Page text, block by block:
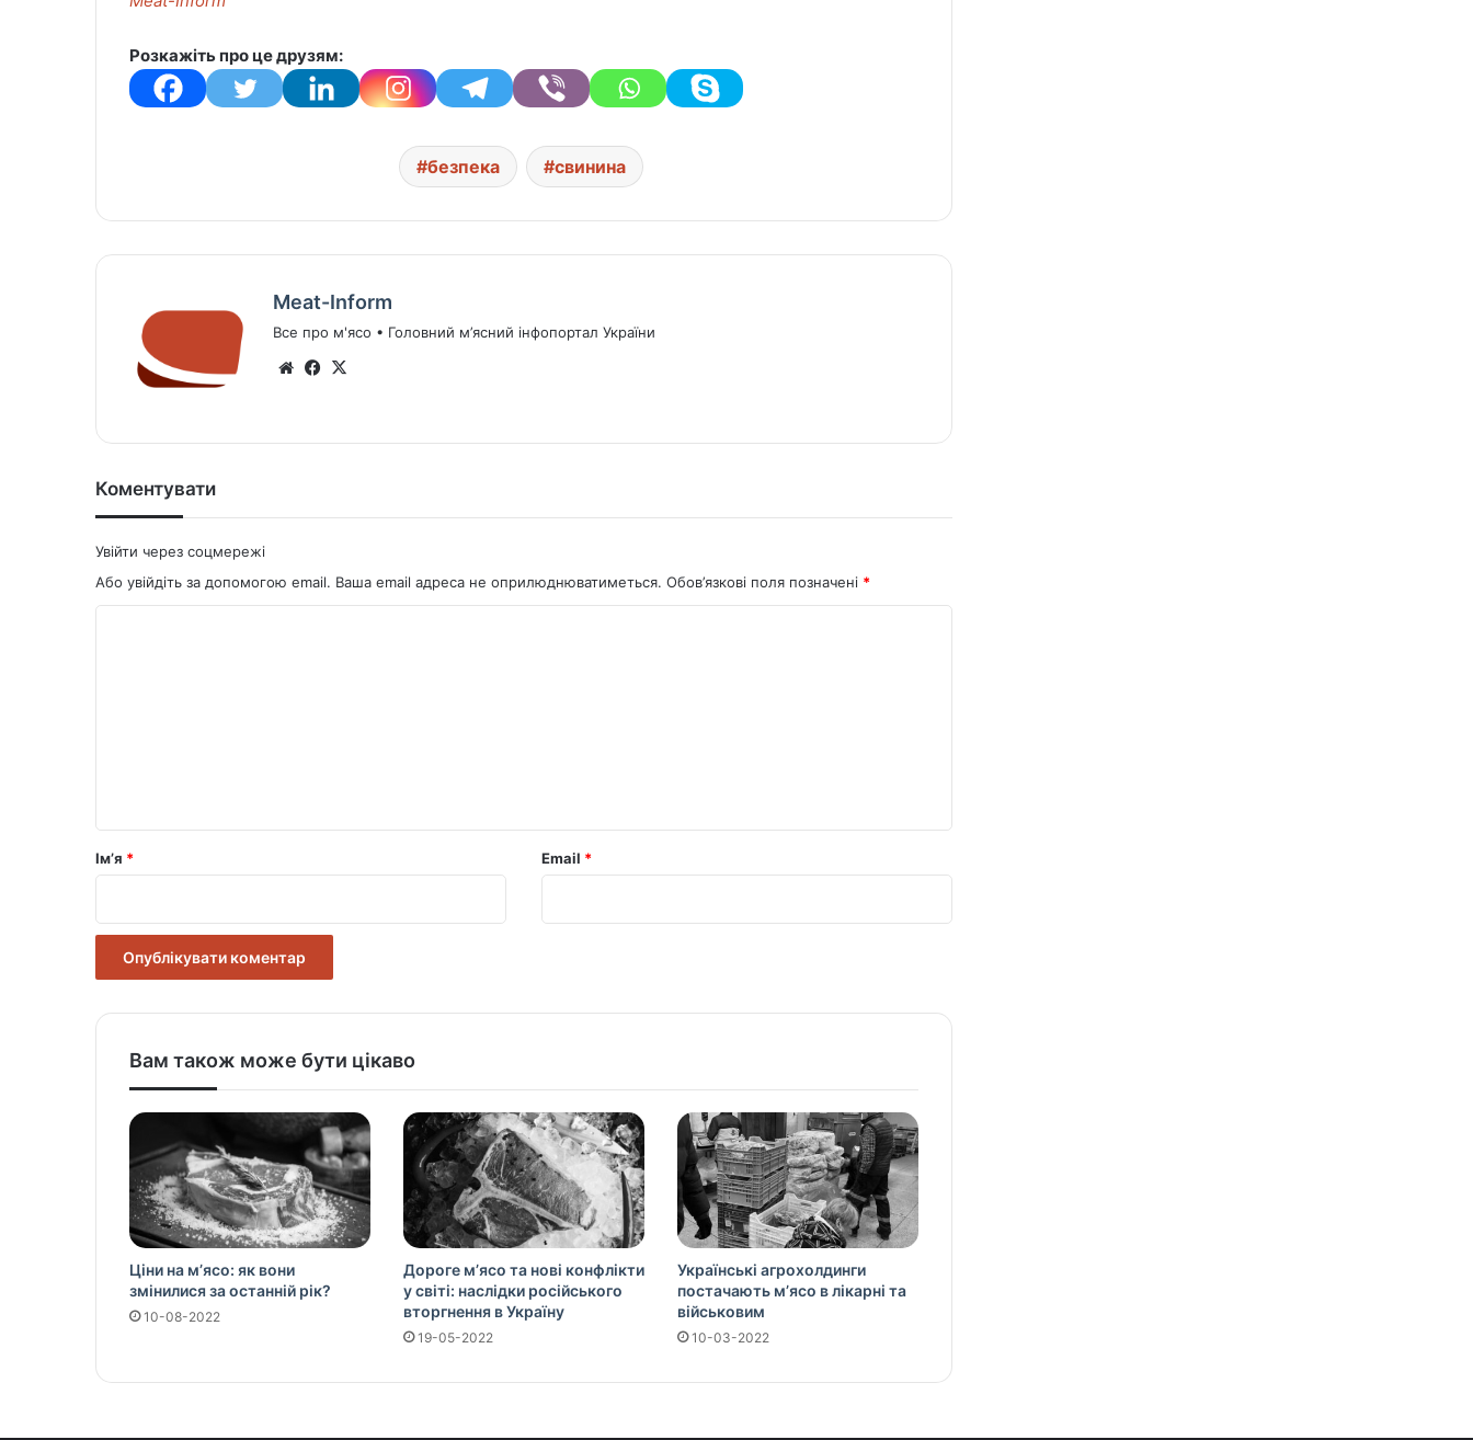
Розкажіть про це друзям:
безпека свинина
Meat-Inform
Все про м'ясо • Головний м’ясний інфопортал України
We Fa
ok
Коментувати
Увійти через соцмережі
Або увійдіть за допомогою email. Ваша email адреса не оприлюднюватиметься. Обов’язкові поля позначені *
рІм’я * Email *
Вам також може бути цікаво
Ціни на м’ясо: як вони
змінилися за останній рік?
10-08-2022
Дороге м’ясо та нові конфлікти
у світі: наслідки російського
вторгнення в Україну
19-05-2022
Українські агрохолдинги
постачають м’ясо в лікарні та
військовим
10-03-2022